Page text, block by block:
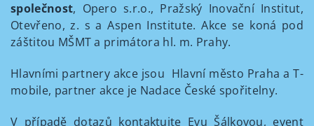
společnost, Opero s.r.o., Pražský Inovační Institut,
Otevřeno, z. s a Aspen Institute. Akce se koná pod
záštitou MŠMT a primátora hl. m. Prahy.
Hlavními partnery akce jsou Hlavní město Praha a T-
mobile, partner akce je Nadace České spořitelny.
V případě dotazů kontaktujte Evu Šálkovou, event